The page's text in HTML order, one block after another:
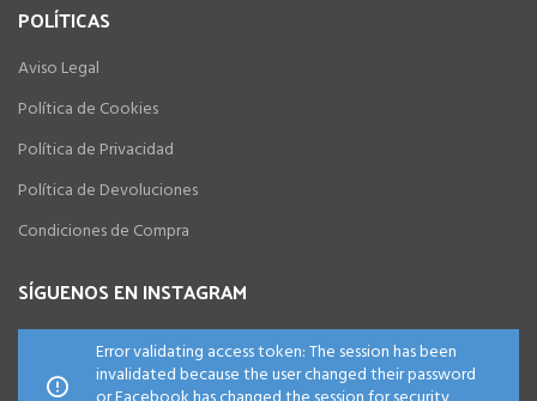
POLÍTICAS
Aviso Legal
Política de Cookies
Política de Privacidad
Política de Devoluciones
Condiciones de Compra
SÍGUENOS EN INSTAGRAM
Error validating access token: The session has been
invalidated because the user changed their password